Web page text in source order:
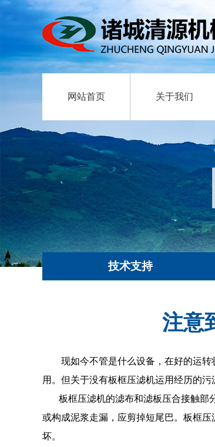
网站首页 关于我们
技术支持
注意
现如今不管是什么设备，在好的运转
用。但关于没有板框压滤机运用经历的
板框压滤机的滤布和滤板压合接触部分
或构成泥浆走漏，应剪掉短尾巴。板框
坏。